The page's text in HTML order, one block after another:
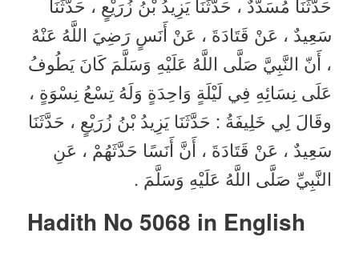
سَعِيدٌ ، عَنْ قَتَادَةَ ، عَنْ أَنَسٍ رَضِيَ اللَّهُ عَنْهُ
، أَنّ النَّبِيَّ صَلَّى اللَّهُ عَلَيْهِ وَسَلَّمَ كَانَ يَطُوفُ
عَلَى نِسَائِهِ فِي لَيْلَةٍ وَاحِدَةٍ وَلَهُ تِسْعُ نِسْوَةٍ ،
وقَالَ لِي خَلِيفَةُ : حَدَّثَنَا يَزِيدُ بْنُ زُرَيْعٍ ، حَدَّثَنَا
سَعِيدٌ ، عَنْ قَتَادَةَ ، أَنَّ أَنَسًا حَدَّثَهُمْ ، عَنِ
النَّبِيِّ صَلَّى اللَّهُ عَلَيْهِ وَسَلَّمَ .
Hadith No 5068 in English